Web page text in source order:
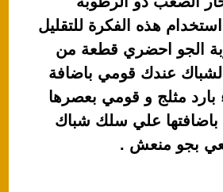
استخدام هذه الفكرة للتقليل
الجو احضري قطعة من
عندك قومي باضافة
بارد مثلج و قومي بعصرها
باضافتها علي سلك شباك
بجو منعش .